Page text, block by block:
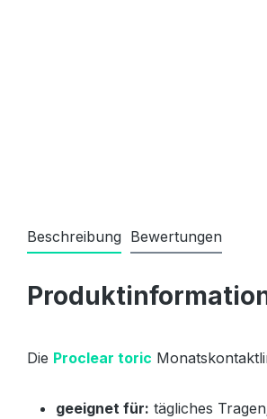
Beschreibung Bewertungen
Die Proclear toric
geeignet für: tägliches